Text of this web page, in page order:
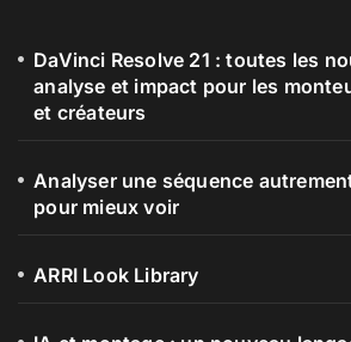
DaVinci Resolve 21 : toutes les
analyse et impact pour les
et créateurs
Analyser une séquence
pour mieux voir
ARRI Look Library